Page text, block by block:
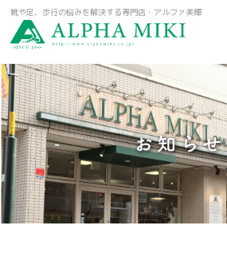
靴や足、歩行の悩みを解決する専門店・アルファ美輝
お知らせ